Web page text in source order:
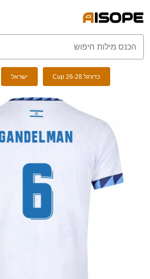
כדורגל Cup 26-28 ישראל